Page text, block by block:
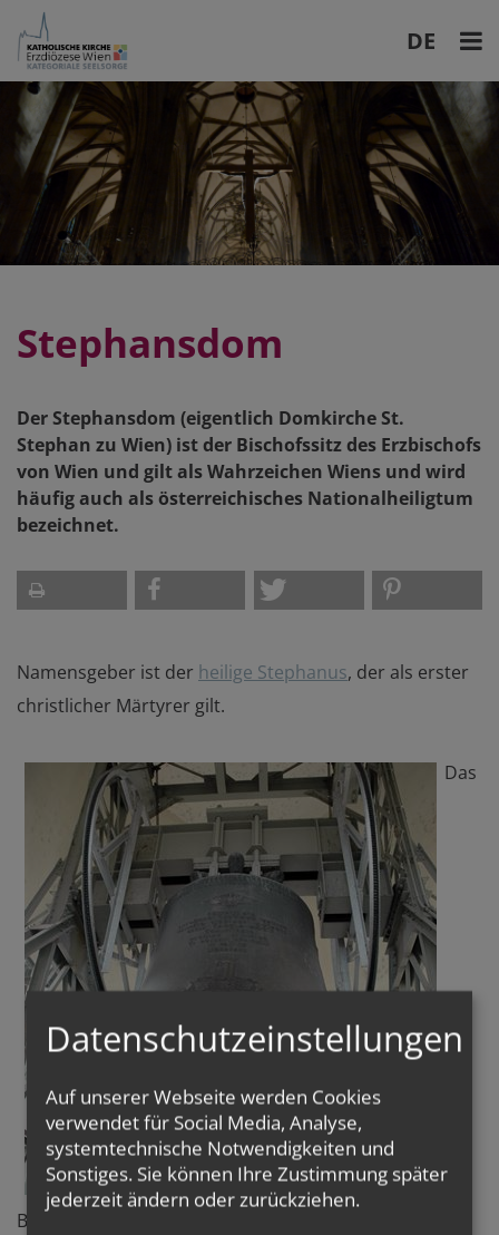
DE
EN
Stephansdom
Der Stephansdom (eigentlich Domkirche St.
Stephan zu Wien) ist der Bischofssitz des Erzbischofs
von Wien und gilt als Wahrzeichen Wiens und wird
häufig auch als österreichisches Nationalheiligtum
bezeichnet.
Namensgeber ist der heilige Stephanus, der als erster
christlicher Märtyrer gilt.
Das
Bauwerk ist 107 Meter lang und 34 Meter breit. Der
Datenschutzeinstellungen
Auf unserer Webseite werden Cookies
verwendet für Social Media, Analyse,
systemtechnische Notwendigkeiten und
Sonstiges. Sie können Ihre Zustimmung später
jederzeit ändern oder zurückziehen.